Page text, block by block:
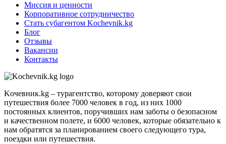
Миссия и ценности
Корпоративное сотрудничество
Стать субагентом Kochevnik.kg
Блог
Отзывы
Вакансии
Контакты
Kочевник.kg – турагентство, которому доверяют свои
путешествия более 7000 человек в год, из них 1000
постоянных клиентов, поручивших нам заботы о безопасном
и качественном полете, и 6000 человек, которые обязательно к
нам обратятся за планированием своего следующего тура,
поездки или путешествия.